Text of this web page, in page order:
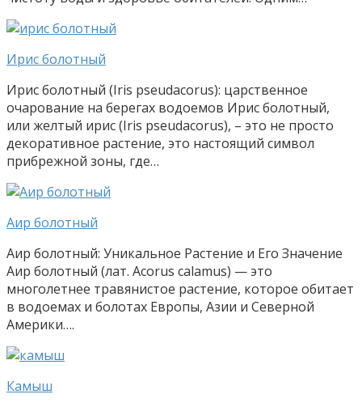
Ирис болотный
Ирис болотный (Iris pseudacorus): царственное
очарование на берегах водоемов Ирис болотный,
или желтый ирис (Iris pseudacorus), – это не просто
декоративное растение, это настоящий символ
прибрежной зоны, где…
Аир болотный
Аир болотный: Уникальное Растение и Его Значение
Аир болотный (лат. Acorus calamus) — это
многолетнее травянистое растение, которое обитает
в водоемах и болотах Европы, Азии и Северной
Америки….
Камыш